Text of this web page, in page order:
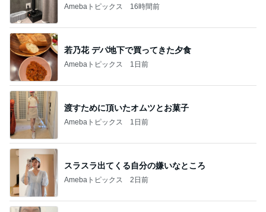
Amebaトピックス 16時間前
若乃花 デパ地下で買ってきた夕食
Amebaトピックス 1日前
渡すために頂いたオムツとお菓子
Amebaトピックス 1日前
スラスラ出てくる自分の嫌いなところ
Amebaトピックス 2日前